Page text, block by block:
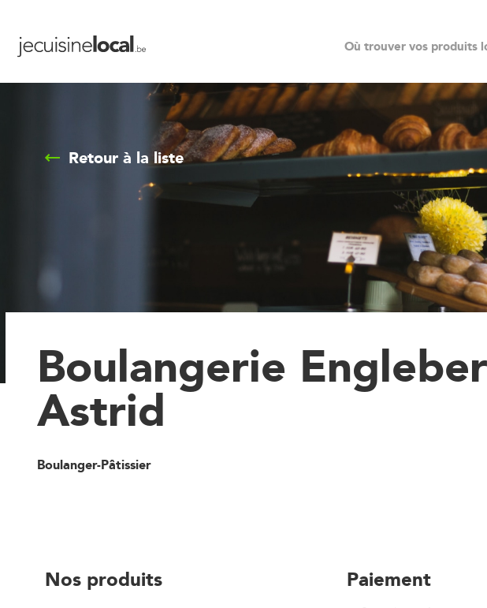
Où trouver vos produits
Retour à la liste
Boulangerie
Astrid
Boulanger-Pâtissier
Nos produits Paiement